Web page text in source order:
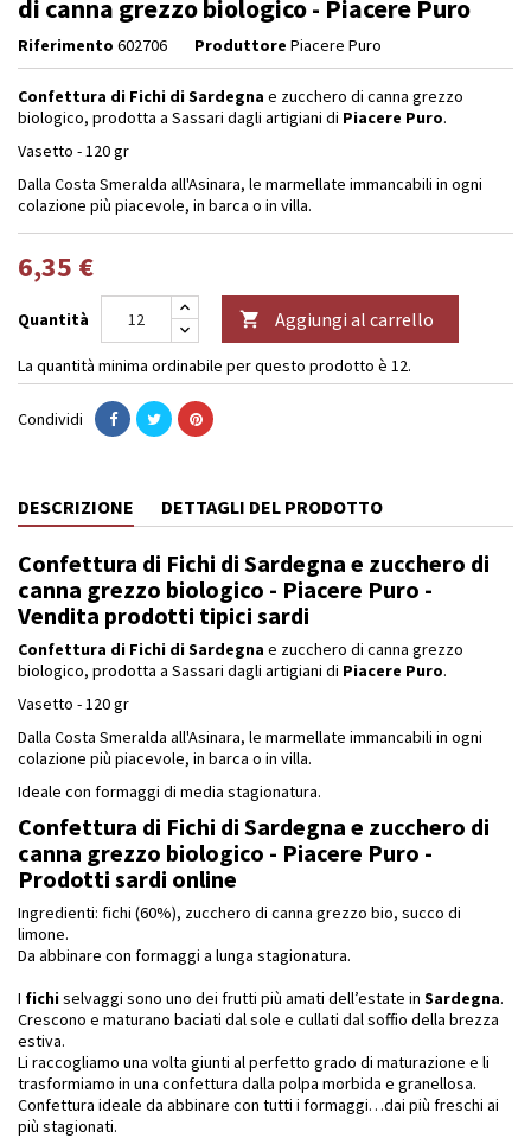
di canna grezzo biologico - Piacere Puro
Riferimento 602706 Produttore Piacere Puro
Confettura di Fichi di Sardegna e zucchero di canna grezzo
biologico, prodotta a Sassari dagli artigiani di Piacere Puro.
Vasetto - 120 gr
Dalla Costa Smeralda all'Asinara, le marmellate immancabili in ogni
colazione più piacevole, in barca o in villa.
6,35 €
Quantità  Aggiungi al carrello
La quantità minima ordinabile per questo prodotto è 12.
Condividi
DESCRIZIONE DETTAGLI DEL PRODOTTO
Confettura di Fichi di Sardegna e zucchero di
canna grezzo biologico - Piacere Puro -
Vendita prodotti tipici sardi
Confettura di Fichi di Sardegna e zucchero di canna grezzo
biologico, prodotta a Sassari dagli artigiani di Piacere Puro.
Vasetto - 120 gr
Dalla Costa Smeralda all'Asinara, le marmellate immancabili in ogni
colazione più piacevole, in barca o in villa.
Ideale con formaggi di media stagionatura.
Confettura di Fichi di Sardegna e zucchero di
canna grezzo biologico - Piacere Puro -
Prodotti sardi online
Ingredienti: fichi (60%), zucchero di canna grezzo bio, succo di
limone.
Da abbinare con formaggi a lunga stagionatura.
I fichiselvaggi sono uno dei frutti più amati dell’estate in Sardegna.
Crescono e maturano baciati dal sole e cullati dal soffio della brezza
estiva.
Li raccogliamo una volta giunti al perfetto grado di maturazione e li
trasformiamo in una confettura dalla polpa morbida e granellosa.
Confettura ideale da abbinare con tutti i formaggi…dai più freschi ai
più stagionati.